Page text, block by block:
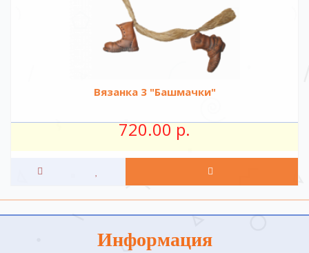
Вязанка 3 "Башмачки"
720.00 р.
Информация